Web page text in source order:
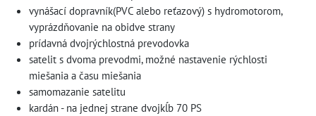
vynášací dopravník(PVC alebo reťazový) s hydromotorom,
vyprázdňovanie na obidve strany
prídavná dvojrýchlostná prevodovka
satelit s dvoma prevodmi, možné nastavenie rýchlosti
miešania a času miešania
samomazanie satelitu
kardán - na jednej strane dvojkĺb 70 PS